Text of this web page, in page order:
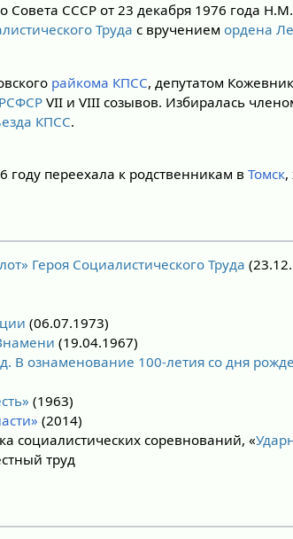
Совета СССР от 23 декабря 1976 года
Труда с вручениемордена
райкома КПСС, депутатом
VII и VIII созывов. Избиралась
КПСС.
году переехала к родственникам вТомск,
Героя Социалистического Труда
(06.07.1973)
(19.04.1967)
В ознаменование 100-летия со дня
(1963)
(2014)
социалистических соревнований, «
труд